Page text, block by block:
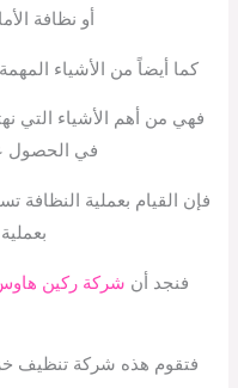
أو نظافة
كما أيضاً من الأشياء
فهي من أهم الأشياء التي
في الحصول
فإن القيام بعملية النظافة
فنجد أن شركة ركين
فتقوم هذه شركة تنظيف